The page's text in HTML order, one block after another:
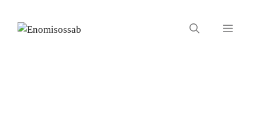
contenuto
Menu